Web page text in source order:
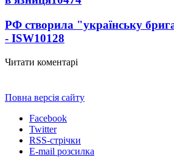
РФ створила "українську
- ISW10128
Читати коментарі
Повна версія сайту
Facebook
Twitter
RSS-стрічки
E-mail розсилка